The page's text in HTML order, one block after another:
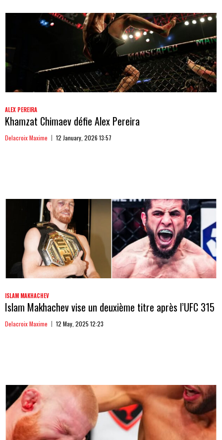
ALEX PEREIRA
Khamzat Chimaev défie Alex Pereira
Delacroix Maxime 12 January, 2026 13:57
ISLAM MAKHACHEV
Islam Makhachev vise un deuxième titre après l’UFC 315
Delacroix Maxime 12 May, 2025 12:23